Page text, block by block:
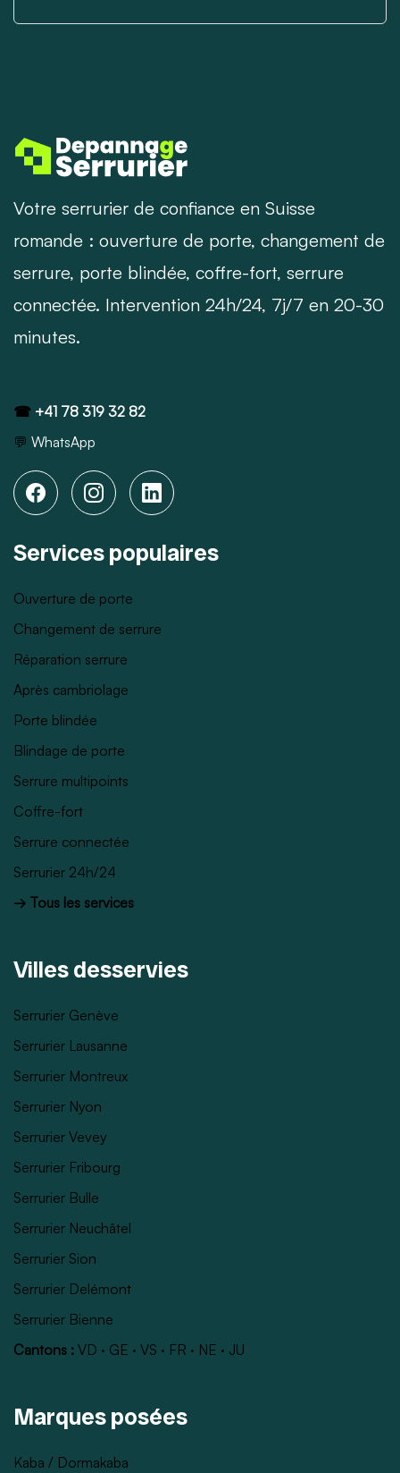
Votre serrurier de confiance en Suisse
romande : ouverture de porte, changement de
serrure, porte blindée, coffre-fort, serrure
connectée. Intervention 24h/24, 7j/7 en 20-30
minutes.
☎ +41 78 319 32 82
💬 WhatsApp
Services populaires
Ouverture de porte
Changement de serrure
Réparation serrure
Après cambriolage
Porte blindée
Blindage de porte
Serrure multipoints
Coffre-fort
Serrure connectée
Serrurier 24h/24
→ Tous les services
Villes desservies
Serrurier Genève
Serrurier Lausanne
Serrurier Montreux
Serrurier Nyon
Serrurier Vevey
Serrurier Fribourg
Serrurier Bulle
Serrurier Neuchâtel
Serrurier Sion
Serrurier Delémont
Serrurier Bienne
Cantons : VD · GE · VS · FR · NE · JU
Marques posées
Kaba / Dormakaba